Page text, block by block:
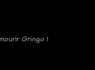
Gringo !